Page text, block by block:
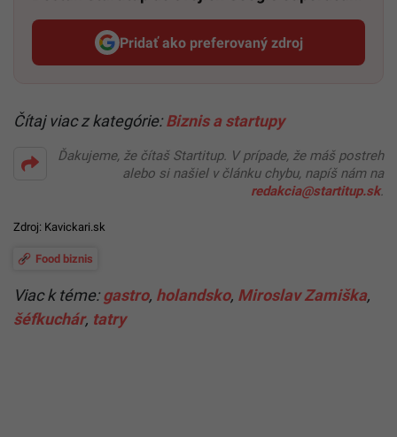
Pridať ako preferovaný zdroj
Startitup, odkaz sa otvorí v
Čítaj viac z kategórie:Biznis a startupy
Ďakujeme, že čítaš Startitup. V prípade, že máš postreh
alebo si našiel v článku chybu, napíš nám na
redakcia@startitup.sk.
Zdroj: Kavickari.sk
Food biznis
Viac k téme:gastro, holandsko, Miroslav Zamiška,
šéfkuchár, tatry